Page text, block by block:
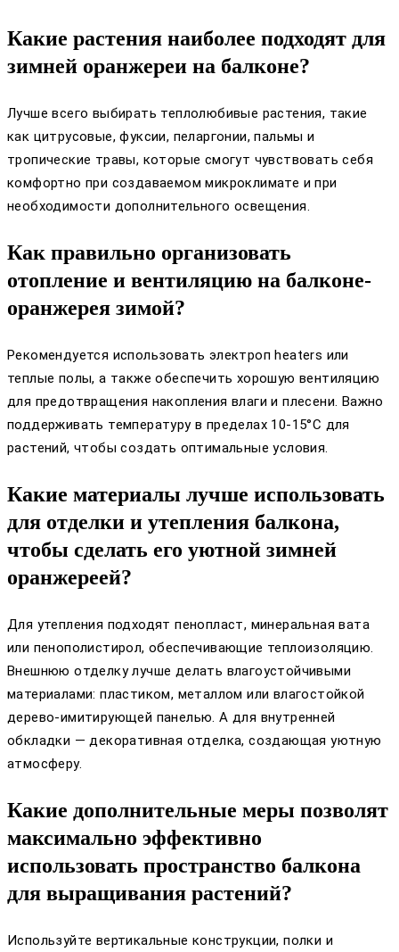
Какие растения наиболее подходят для
зимней оранжереи на балконе?
Лучше всего выбирать теплолюбивые растения, такие
как цитрусовые, фуксии, пеларгонии, пальмы и
тропические травы, которые смогут чувствовать себя
комфортно при создаваемом микроклимате и при
необходимости дополнительного освещения.
Как правильно организовать
отопление и вентиляцию на балконе-
оранжерея зимой?
Рекомендуется использовать электроп heaters или
теплые полы, а также обеспечить хорошую вентиляцию
для предотвращения накопления влаги и плесени. Важно
поддерживать температуру в пределах 10-15°C для
растений, чтобы создать оптимальные условия.
Какие материалы лучше использовать
для отделки и утепления балкона,
чтобы сделать его уютной зимней
оранжереей?
Для утепления подходят пенопласт, минеральная вата
или пенополистирол, обеспечивающие теплоизоляцию.
Внешнюю отделку лучше делать влагоустойчивыми
материалами: пластиком, металлом или влагостойкой
дерево-имитирующей панелью. А для внутренней
обкладки — декоративная отделка, создающая уютную
атмосферу.
Какие дополнительные меры позволят
максимально эффективно
использовать пространство балкона
для выращивания растений?
Используйте вертикальные конструкции, полки и